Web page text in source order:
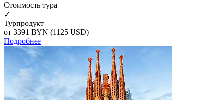
Cтоимость тура
✓
Турпродукт
от 3391 BYN (1125 USD)
Подробнее